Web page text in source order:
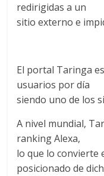
redirigidas a un
sitio externo e
El portal Taringa
usuarios por día
siendo uno de los
A nivel mundial,
ranking Alexa,
lo que lo convierte
posicionado de